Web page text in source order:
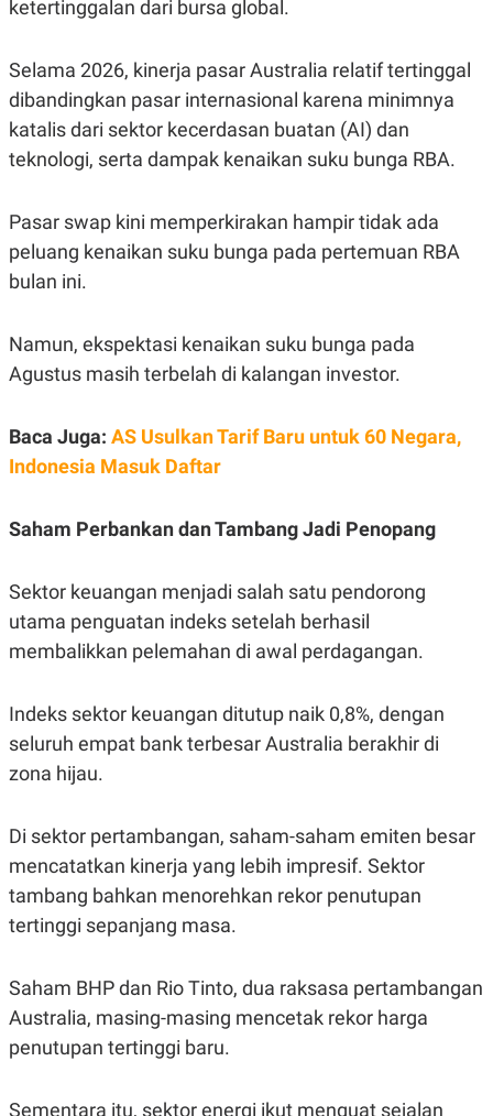
G
N
A
N
C
E
T
E
A
M
I
T
E
E
A
P
E
A
D
V
E
R
S
N
G
M
E
A
D
PROFILE
PEMBERITAAN
SIBER
ketertinggalan dari bursa global.
Selama 2026, kinerja pasar Australia relatif tertinggal
dibandingkan pasar internasional karena minimnya
katalis dari sektor kecerdasan buatan (AI) dan
teknologi, serta dampak kenaikan suku bunga RBA.
Pasar swap kini memperkirakan hampir tidak ada
peluang kenaikan suku bunga pada pertemuan RBA
bulan ini.
Namun, ekspektasi kenaikan suku bunga pada
Agustus masih terbelah di kalangan investor.
Baca Juga: AS Usulkan Tarif Baru untuk 60 Negara,
Indonesia Masuk Daftar
Saham Perbankan dan Tambang Jadi Penopang
Sektor keuangan menjadi salah satu pendorong
utama penguatan indeks setelah berhasil
membalikkan pelemahan di awal perdagangan.
Indeks sektor keuangan ditutup naik 0,8%, dengan
seluruh empat bank terbesar Australia berakhir di
zona hijau.
Di sektor pertambangan, saham-saham emiten besar
mencatatkan kinerja yang lebih impresif. Sektor
tambang bahkan menorehkan rekor penutupan
tertinggi sepanjang masa.
Saham BHP dan Rio Tinto, dua raksasa pertambangan
Australia, masing-masing mencetak rekor harga
penutupan tertinggi baru.
Sementara itu, sektor energi ikut menguat sejalan